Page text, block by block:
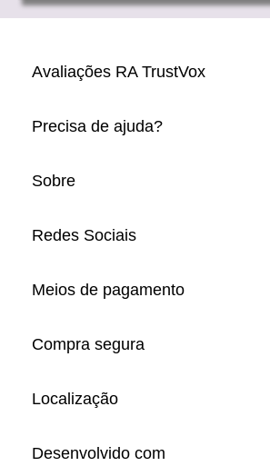
Avaliações RA TrustVox
Precisa de ajuda?
Sobre
Redes Sociais
Meios de pagamento
Compra segura
Localização
Desenvolvido com